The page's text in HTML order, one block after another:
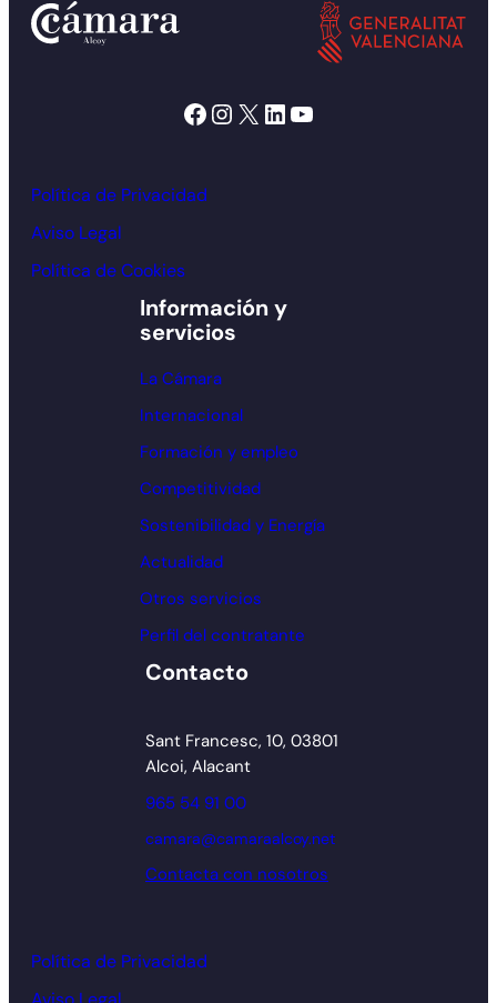
Facebook Instagram X LinkedIn YouTube
Política de Privacidad
Aviso Legal
Política de Cookies
Información y
servicios
La Cámara
Internacional
Formación y empleo
Competitividad
Sostenibilidad y Energía
Actualidad
Otros servicios
Perfil del contratante
Contacto
Sant Francesc, 10, 03801
Alcoi, Alacant
965 54 91 00
camara@camaraalcoy.net
Contacta con nosotros
Política de Privacidad